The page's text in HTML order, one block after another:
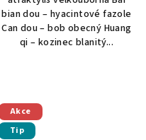
bian dou – hyacintové fazole
Can dou – bob obecný Huang
qi – kozinec blanitý...
Akce
Tip